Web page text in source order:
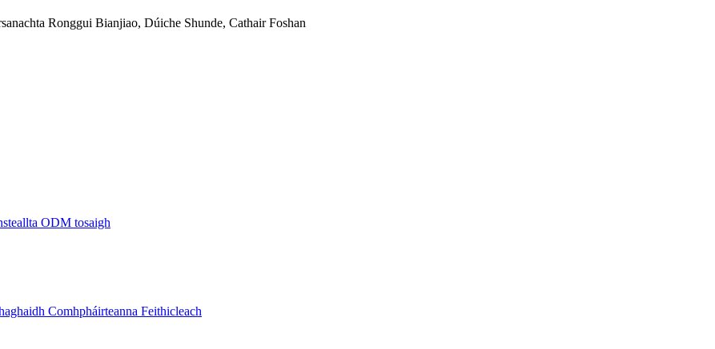
Ronggui Bianjiao, Dúiche Shunde, Cathair Foshan